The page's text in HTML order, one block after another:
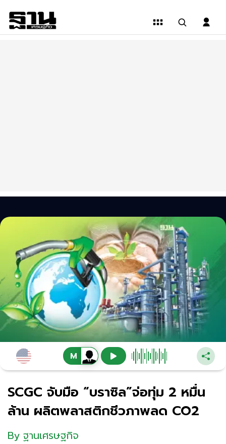
SCGC จับมือ “บราซิล”จ่อทุ่ม 2 หมื่น
ล้าน ผลิตพลาสติกชีวภาพลด CO2
By ฐานเศรษฐกิจ